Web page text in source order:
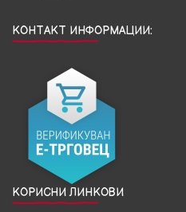
КОНТАКТ ИНФОРМАЦИИ:
КОРИСНИ ЛИНКОВИ